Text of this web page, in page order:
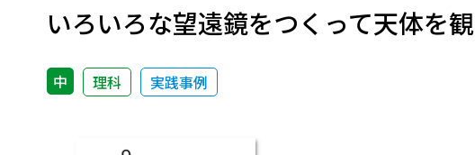
いろいろな望遠鏡をつくって天体を
中 理科 実践事例